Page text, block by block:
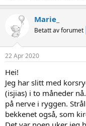
Marie_
Betatt av forumet
22 Apr 2020
Hei!
Jeg har slitt med
(isjias) i to måneder
på nerve i ryggen.
bekkenet også, som